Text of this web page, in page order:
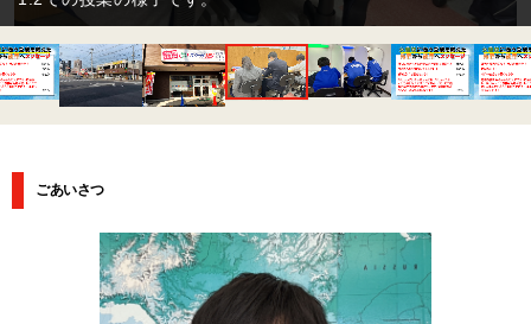
ごあいさつ